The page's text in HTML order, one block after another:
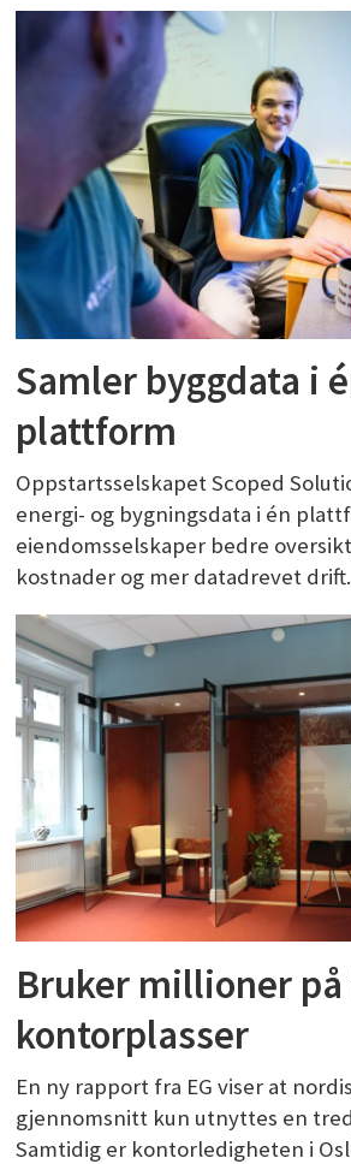
Samler byggdata i
plattform
Oppstartsselskapet Scoped
energi- og bygningsdata i én
eiendomsselskaper bedre
kostnader og mer datadrevet drift.
Bruker millioner
kontorplasser
En ny rapport fra EG viser at
gjennomsnitt kun utnyttes en
Samtidig er kontorledigheten i